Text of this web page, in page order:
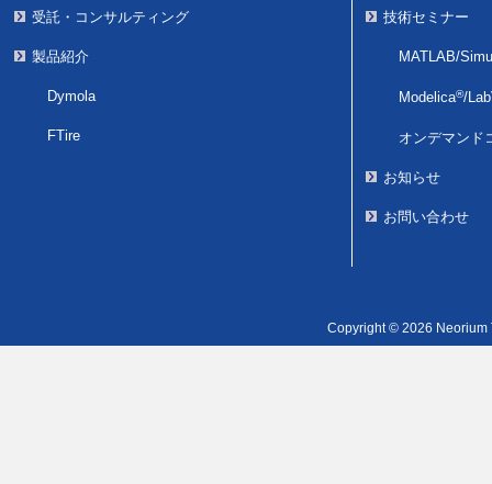
受託・コンサルティング
製品紹介
Dymola
FTire
技術セミナー
MATLAB/
Modelica®/
オンデマンド
お知らせ
お問い合わせ
Copyright © 2026 Neorium